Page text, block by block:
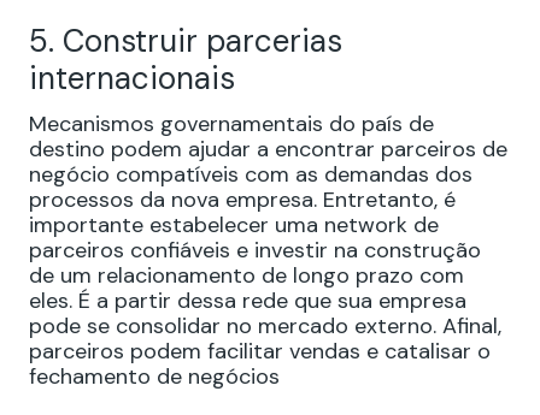
5. Construir parcerias
internacionais
Mecanismos governamentais do país de
destino podem ajudar a encontrar parceiros de
negócio compatíveis com as demandas dos
processos da nova empresa. Entretanto, é
importante estabelecer uma network de
parceiros confiáveis e investir na construção
de um relacionamento de longo prazo com
eles. É a partir dessa rede que sua empresa
pode se consolidar no mercado externo. Afinal,
parceiros podem facilitar vendas e catalisar o
fechamento de negócios